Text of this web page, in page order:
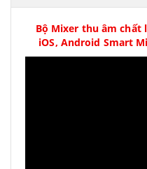
Bộ Mixer thu âm chất
iOS, Android Smart